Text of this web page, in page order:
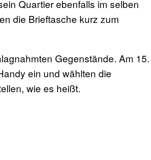
Quartier ebenfalls im selben
die Brieftasche kurz zum
Gegenstände. Am 15.
ein und wählten die
wie es heißt.